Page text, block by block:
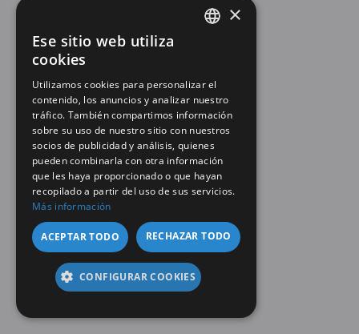
×
Ese sitio web utiliza
cookies
Utilizamos cookies para personalizar el
contenido, los anuncios y analizar nuestro
tráfico. También compartimos información
sobre su uso de nuestro sitio con nuestros
socios de publicidad y análisis, quienes
pueden combinarla con otra información
que les haya proporcionado o que hayan
recopilado a partir del uso de sus servicios.
Más información
ACEPTAR TODO RECHAZAR TODO
CONFIGURAR COOKIES